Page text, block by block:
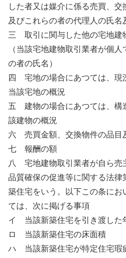
した者又は媒介に係る売買、
及びこれらの者の代理人の氏名
三 取引に関与した他の宅地建
（当該宅地建物取引業者が個
の者の氏名）
四 宅地の場合にあつては、現
当該宅地の概況
五 建物の場合にあつては、構
該建物の概況
六 売買金額、交換物件の品目
七 報酬の額
八 宅地建物取引業者が自ら売
品質確保の促進等に関する法
築住宅をいう。以下この条にお
ては、次に掲げる事項
イ 当該新築住宅を引き渡した
ロ 当該新築住宅の床面積
ハ 当該新築住宅が特定住宅瑕